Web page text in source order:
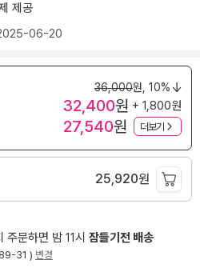
제공
06-20
36,000원, 10%
32,400원 + 1,800원
27,540원 더보기
25,920원
주문하면 밤 11시 잠들기전 배송
89-31 ) 변경